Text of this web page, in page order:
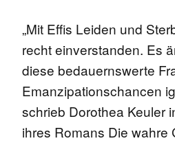
„Mit Effis Leiden und
recht einverstanden. Es
diese bedauernswerte
Emanzipationschancen
schrieb Dorothea Keuler
ihres Romans Die wahre